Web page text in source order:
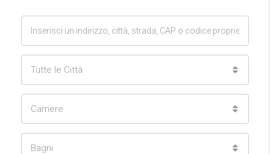
Tutte le Città
Camere
Bagni